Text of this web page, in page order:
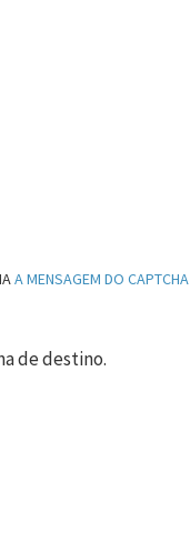
A MENSAGEM DO CAPTCHA
de destino.